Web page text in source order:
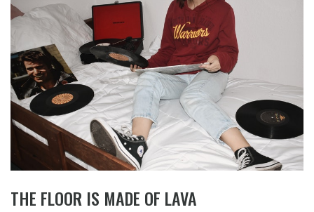
THE FLOOR IS MADE OF LAVA